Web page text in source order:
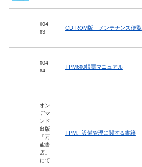
004
83
CD-ROM版 メンテナンス便覧
004
84
TPM600帳票マニュアル
オン
デマ
ンド
出版
「万
能書
店」
にて
TPM、設備管理に関する書籍